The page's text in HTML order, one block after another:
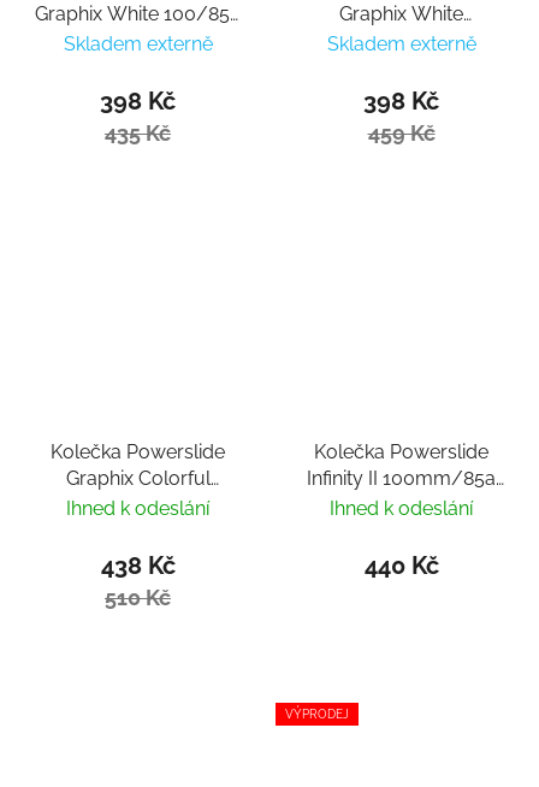
Graphix White 100/85a
(1ks)
Skladem externě
398 Kč
435 Kč
Graphix White
110mm/85a (1ks)
Skladem externě
398 Kč
459 Kč
Kolečka Powerslide
Graphix Colorful
125mm/85a (1ks)
Ihned k odeslání
438 Kč
510 Kč
Kolečka Powerslide
Infinity II 100mm/85a
(2ks)
Ihned k odeslání
440 Kč
VÝPRODEJ